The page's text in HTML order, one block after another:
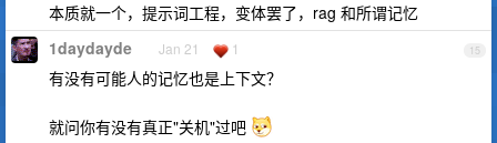
本质就一个，提示词工程，变体罢了，rag 和所谓记忆
15
1daydayde Jan 21 1
有没有可能人的记忆也是上下文？
就问你有没有真正"关机"过吧